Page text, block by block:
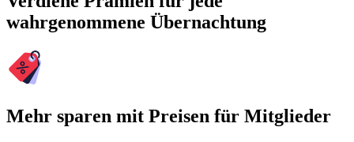
wahrgenommene Übernachtung
Mehr sparen mit Preisen für Mitglieder